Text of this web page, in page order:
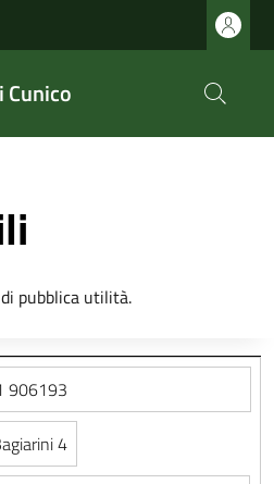
Cunico
pubblica utilità.
906193
4